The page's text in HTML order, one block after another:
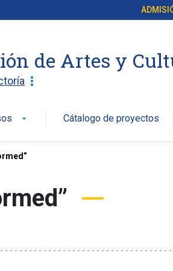
de Artes y
more_vert
arrow_drop_down Cátalogo de proyectos